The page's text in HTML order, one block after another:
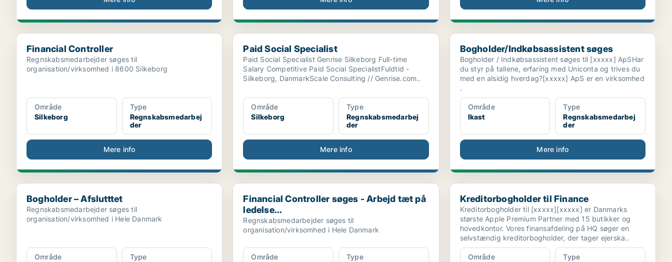
Financial Controller
Financial Controller
Regnskabsmedarbejder søges til
organisation/virksomhed i 8600 Silkeborg
Område
Silkeborg
Type
Regnskabsmedarbej
der
Mere info
Paid Social Specialist
Paid Social Specialist
Paid Social Specialist Genrise Silkeborg Full-time
Salary Competitive Paid Social SpecialistFuldtid -
Silkeborg, DanmarkScale Consulting // Genrise.com..
Område
Silkeborg
Type
Regnskabsmedarbej
der
Mere info
Bogholder/Indkøbsassistent søges
Bogholder/Indkøbsassistent søges
Bogholder / Indkøbsassistent søges til [xxxxx] ApSHar
du styr på tallene, erfaring med Uniconta og trives du
med en alsidig hverdag?[xxxxx] ApS er en virksomhed
.
Område
Ikast
Type
Regnskabsmedarbej
der
Mere info
Bogholder – Afslutttet
Bogholder – Afslutttet
Regnskabsmedarbejder søges til
organisation/virksomhed i Hele Danmark
Område
Type
Financial Controller søges - Arbejd tæt på ledelse...
Financial Controller søges - Arbejd tæt på
ledelse...
Regnskabsmedarbejder søges til
organisation/virksomhed i Hele Danmark
Område
Type
Kreditorbogholder til Finance
Kreditorbogholder til Finance
Kreditorbogholder til [xxxxx][xxxxx] er Danmarks
største Apple Premium Partner med 15 butikker og
hovedkontor. Vores finansafdeling på HQ søger en
selvstændig kreditorbogholder, der tager ejerska..
Område
Type